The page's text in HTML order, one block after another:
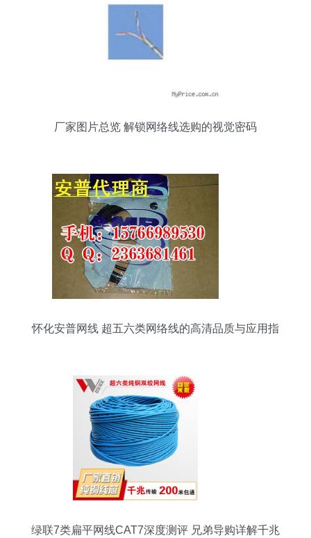
厂家图片总览 解锁网络线选购的视觉密码
怀化安普网线 超五六类网络线的高清品质与应用指
绿联7类扁平网线CAT7深度测评 兄弟导购详解千兆